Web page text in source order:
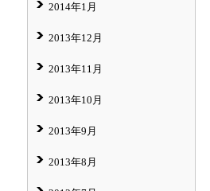
2014年1月
2013年12月
2013年11月
2013年10月
2013年9月
2013年8月